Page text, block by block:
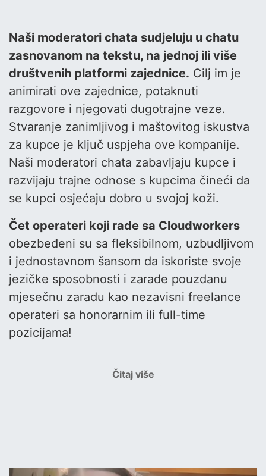
Naši moderatori chata sudjeluju u chatu
zasnovanom na tekstu, na jednoj ili više
društvenih platformi zajednice. Cilj im je
animirati ove zajednice, potaknuti
razgovore i njegovati dugotrajne veze.
Stvaranje zanimljivog i maštovitog iskustva
za kupce je ključ uspjeha ove kompanije.
Naši moderatori chata zabavljaju kupce i
razvijaju trajne odnose s kupcima čineći da
se kupci osjećaju dobro u svojoj koži.
Čet operateri koji rade sa Cloudworkers
obezbeđeni su sa fleksibilnom, uzbudljivom
i jednostavnom šansom da iskoriste svoje
jezičke sposobnosti i zarade pouzdanu
mjesečnu zaradu kao nezavisni freelance
operateri sa honorarnim ili full-time
pozicijama!
Čitaj više